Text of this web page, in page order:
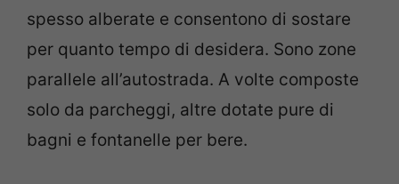
spesso alberate e consentono di sostare
per quanto tempo di desidera. Sono zone
parallele all’autostrada. A volte composte
solo da parcheggi, altre dotate pure di
bagni e fontanelle per bere.